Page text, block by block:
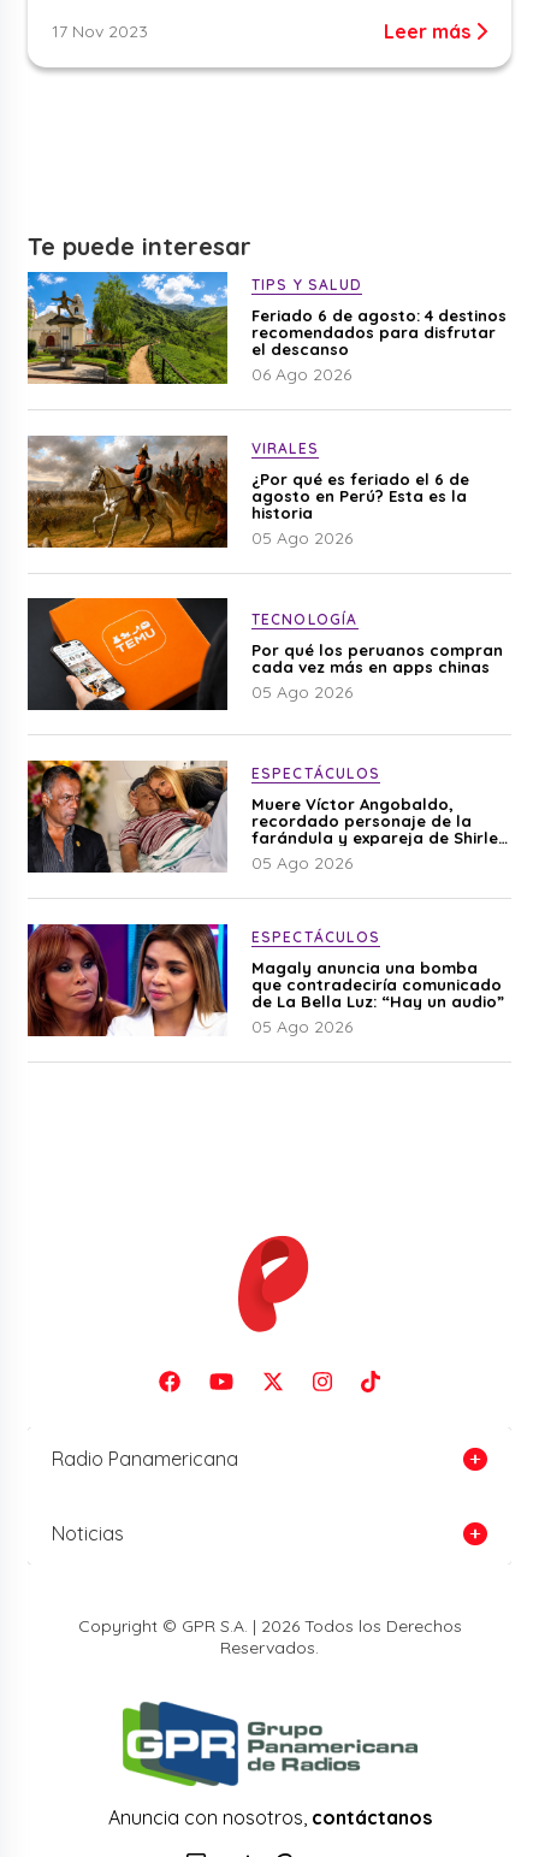
17 Nov 2023 Leer más
Te puede interesar
TIPS Y SALUD
Feriado 6 de agosto: 4 destinos
recomendados para disfrutar
el descanso
06 Ago 2026
VIRALES
¿Por qué es feriado el 6 de
agosto en Perú? Esta es la
historia
05 Ago 2026
TECNOLOGÍA
Por qué los peruanos compran
cada vez más en apps chinas
05 Ago 2026
ESPECTÁCULOS
Muere Víctor Angobaldo,
recordado personaje de la
farándula y expareja de Shirley
Cherres
05 Ago 2026
ESPECTÁCULOS
Magaly anuncia una bomba
que contradeciría comunicado
de La Bella Luz: “Hay un audio”
05 Ago 2026
Radio Panamericana
Noticias
Copyright © GPR S.A. | 2026 Todos los Derechos
Reservados.
Anuncia con nosotros, contáctanos